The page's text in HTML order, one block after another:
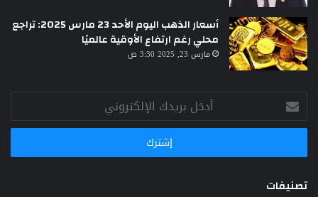
أسعار الذهب اليوم الأحد 23 مارس 2025: تراجع
محلي رغم ارتفاع الأوقية عالميًا
مارس 23, 2025 3:30 ص
أدخل
بريدك
الإلكتروني
تصنيفات